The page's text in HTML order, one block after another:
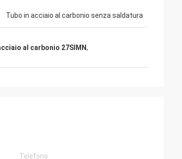
Tubo in acciaio al carbonio senza saldatura
al carbonio 27SIMN,